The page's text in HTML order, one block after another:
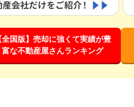
全国版】売却に強くて実績が豊
富な不動産屋さんランキング